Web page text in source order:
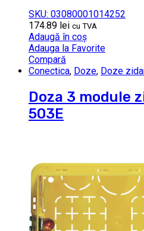
SKU: 03080001014252
174.89 lei cu TVA
Adaugă în coș
Adauga la Favorite
Compară
Conectica, Doze, Doze
Doza 3 module
503E